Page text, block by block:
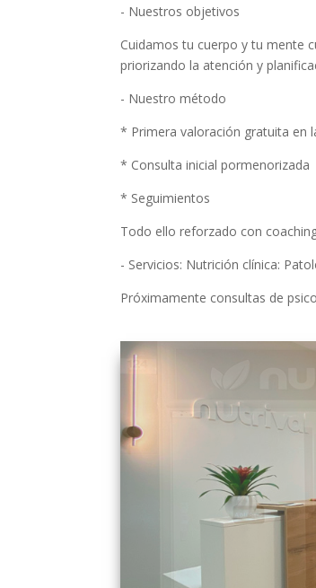
- Nuestros objetivos
Cuidamos tu cuerpo y tu mente
priorizando la atención y
- Nuestro método
* Primera valoración gratuita en
* Consulta inicial pormenorizada
* Seguimientos
Todo ello reforzado con
- Servicios: Nutrición clínica:
Próximamente consultas de